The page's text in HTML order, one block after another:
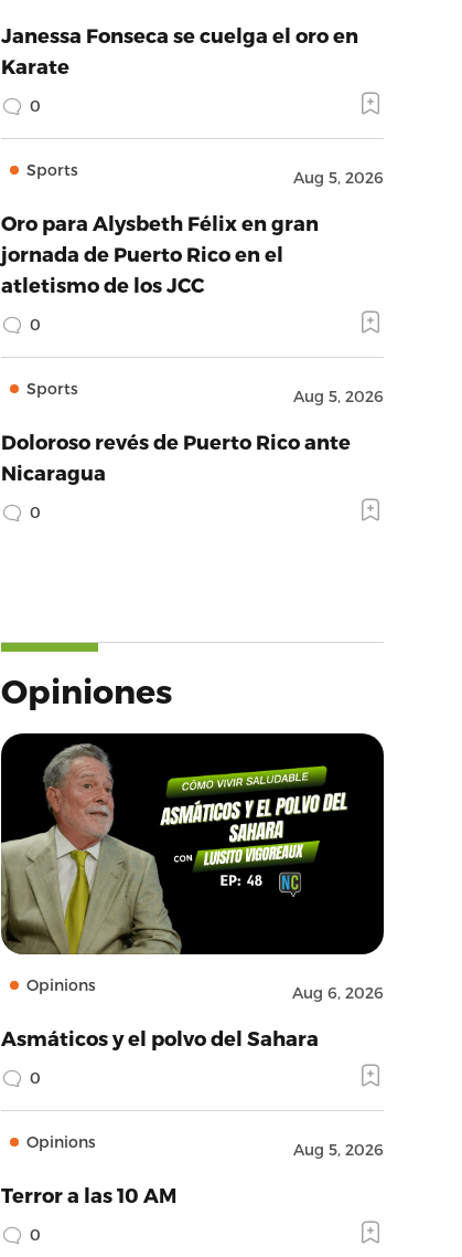
Janessa Fonseca se cuelga el oro en
Karate
0
Sports Aug 5, 2026
Oro para Alysbeth Félix en gran
jornada de Puerto Rico en el
atletismo de los JCC
0
Sports Aug 5, 2026
Doloroso revés de Puerto Rico ante
Nicaragua
0
Opiniones
Opinions Aug 6, 2026
Asmáticos y el polvo del Sahara
0
Opinions Aug 5, 2026
Terror a las 10 AM
0